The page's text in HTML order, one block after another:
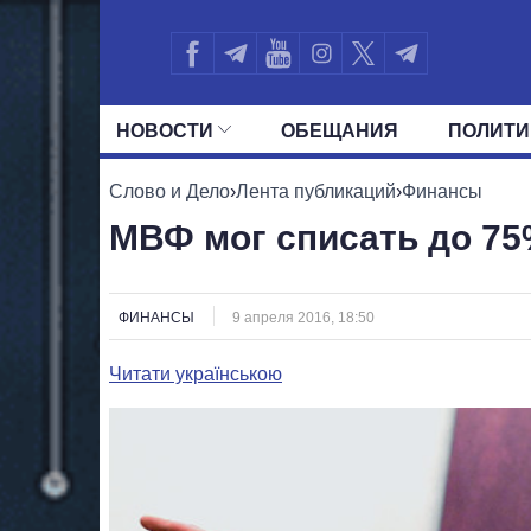
НОВОСТИ ОБЕЩАНИЯ
ВСЕ ПОЛИТИКИ ПРЕЗИДЕНТ И
Слово и Дело›Лента публикаций›Финансы
МВФ мог списать до
ФИНАНСЫ 9 апреля 2016, 18:50
Читати українською